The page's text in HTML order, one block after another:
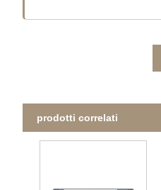
prodotti correlati